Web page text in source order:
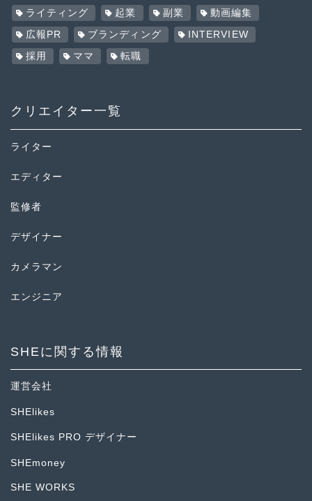
ライティング 起業 副業 動画編集
広報PR ブランディング INTERVIEW
採用 ママ 転職
クリエイター一覧
ライター
エディター
監修者
デザイナー
カメラマン
エンジニア
SHEに関する情報
運営会社
SHElikes
SHElikes PRO デザイナー
SHEmoney
SHE WORKS